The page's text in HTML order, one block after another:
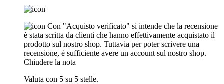
Con "Acquisto verificato" si intende che la recensione
è stata scritta da clienti che hanno effettivamente acquistato il
prodotto sul nostro shop. Tuttavia per poter scrivere una
recensione, è sufficiente avere un account sul nostro shop.
Chiudere la nota
Valuta con 5 su 5 stelle.